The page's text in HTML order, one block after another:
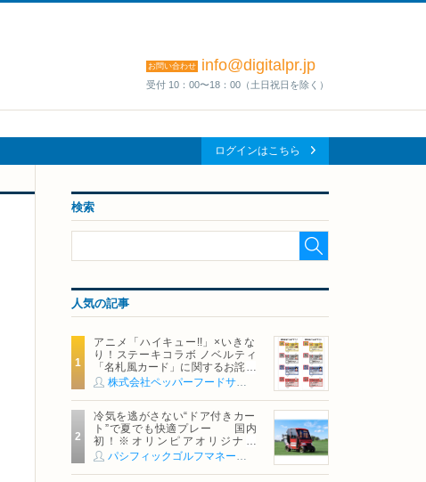
お問い合わせ info@digitalpr.jp
受付 10：00〜18：00（土日祝日を除く）
ログインはこちら
検索
人気の記事
アニメ「ハイキュー!!」×いきな
り！ステーキコラボ ノベルティ
「名札風カード」に関するお詫び
および交換対応についてのご案内
冷気を逃がさない“ドア付きカー
ト”で夏でも快適プレー 国内
初！※オリンピアオリジナル
「AirCon Cart（エアコンカー
ト）」導入 | ＰＧＭ